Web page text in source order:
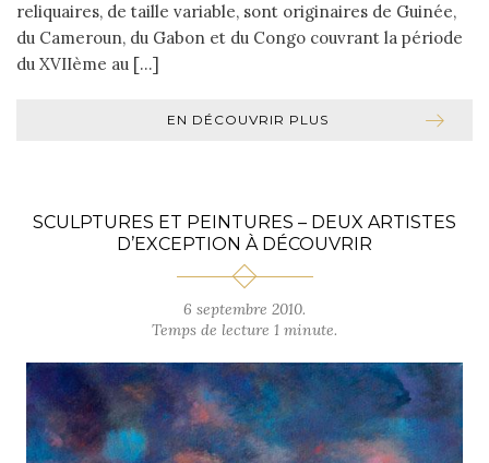
reliquaires, de taille variable, sont originaires de Guinée,
du Cameroun, du Gabon et du Congo couvrant la période
du XVIIème au […]
EN DÉCOUVRIR PLUS
SCULPTURES ET PEINTURES – DEUX ARTISTES
D’EXCEPTION À DÉCOUVRIR
6 septembre 2010.
Temps de lecture 1 minute.